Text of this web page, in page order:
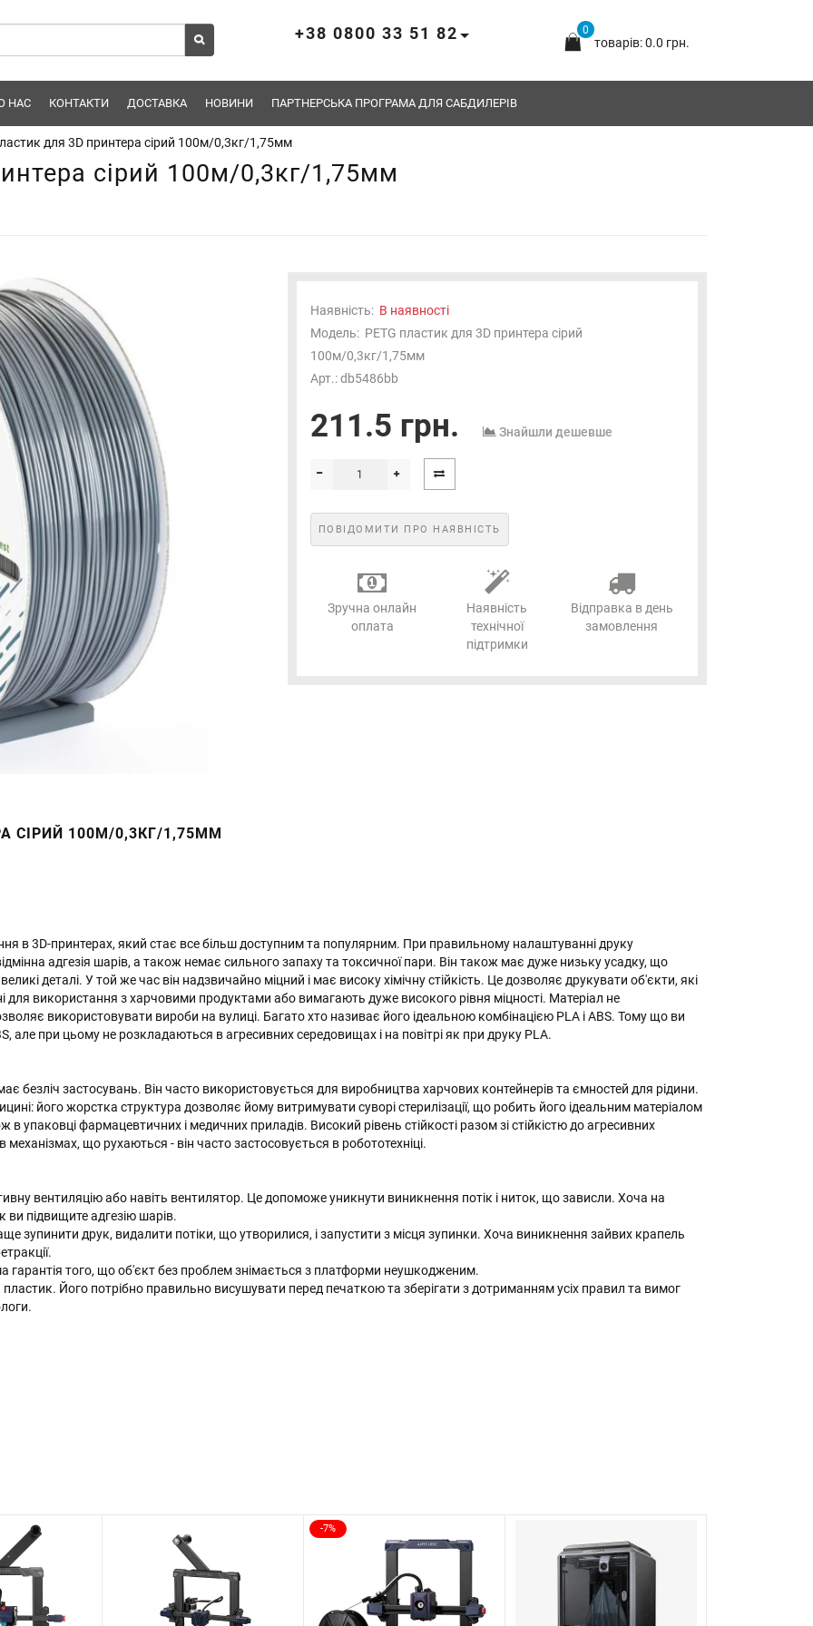
0
товарів: 0.0 грн.
+38 0800 33 51 82
НАС КОНТАКТИ ДОСТАВКА НОВИНИ ПАРТНЕРСЬКА ПРОГРАМА ДЛЯ САБДИЛЕРІВ
для 3D принтера сірий 100м/0,3кг/1,75мм
сірий 100м/0,3кг/1,75мм
Наявність: В наявності
Модель: PETG пластик для 3D принтера сірий
100м/0,3кг/1,75мм
Арт.: db5486bb
211.5 грн. Знайшли дешевше
ПОВІДОМИТИ ПРО НАЯВНІСТЬ
Зручна онлайн
оплата
Наявність
технічної
підтримки
Відправка в день
замовлення
СІРИЙ 100М/0,3КГ/1,75ММ
в 3D-принтерах, який стає все більш доступним та популярним. При правильному налаштуванні друку
адгезія шарів, а також немає сильного запаху та токсичної пари. Він також має дуже низьку усадку, що
деталі. У той же час він надзвичайно міцний і має високу хімічну стійкість. Це дозволяє друкувати об'єкти, які
для використання з харчовими продуктами або вимагають дуже високого рівня міцності. Матеріал не
використовувати вироби на вулиці. Багато хто називає його ідеальною комбінацією PLA і ABS. Тому що ви
але при цьому не розкладаються в агресивних середовищах і на повітрі як при друку PLA.
має безліч застосувань. Він часто використовується для виробництва харчових контейнерів та ємностей для рідини.
його жорстка структура дозволяє йому витримувати суворі стерилізації, що робить його ідеальним матеріалом
упаковці фармацевтичних і медичних приладів. Високий рівень стійкості разом зі стійкістю до агресивних
що рухаються - він часто застосовується в робототехніці.
вентиляцію або навіть вентилятор. Це допоможе уникнути виникнення потік і ниток, що зависли. Хоча на
підвищите адгезію шарів.
друк, видалити потіки, що утворилися, і запустити з місця зупинки. Хоча виникнення зайвих крапель
того, що об'єкт без проблем знімається з платформи неушкодженим.
Його потрібно правильно висушувати перед печаткою та зберігати з дотриманням усіх правил та вимог
-7%